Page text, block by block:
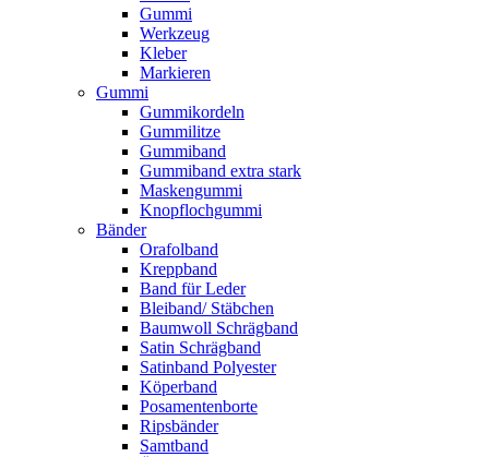
Gummi
Werkzeug
Kleber
Markieren
Gummi
Gummikordeln
Gummilitze
Gummiband
Gummiband extra stark
Maskengummi
Knopflochgummi
Bänder
Orafolband
Kreppband
Band für Leder
Bleiband/ Stäbchen
Baumwoll Schrägband
Satin Schrägband
Satinband Polyester
Köperband
Posamentenborte
Ripsbänder
Samtband